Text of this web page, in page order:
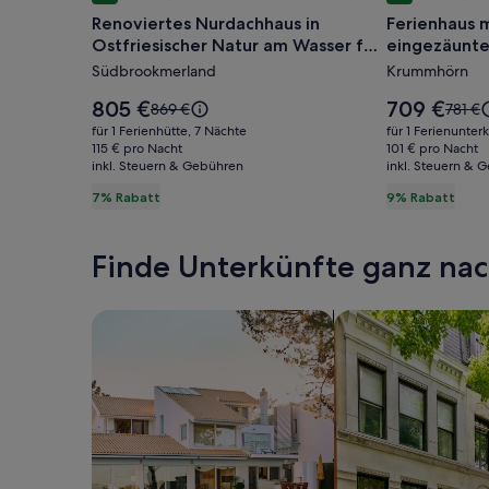
Renoviertes
Nurdachhaus
in
Ostfriesischer
Natur
am
Wasser
für
Renoviertes Nurdachhaus in
Ostfriesischer Natur am Wasser für
Familien
Südbrookmerland
7% Rabatt
Der
Preis
beträgt
805 €.
805 €Der
alte
Preis
war
siehe
zum
869 €
für 1 Ferienhütte, 7 Nächte
115 € pro Nacht
inkl. Steuern & Gebühren
Ferienhaus
mit
großem
direkt
am
Kanal
Ferienhaus
Kanal
Krummhörn
9% Rabatt
Der
Preis
beträgt
709 €.
709 €Der
alte
Preis
war
siehe
zum
781 €
für 1
101 € pro Nacht
inkl. Steuern &
Finde Unterkünfte ganz
Suche nach Ferienhäusern Suche nach